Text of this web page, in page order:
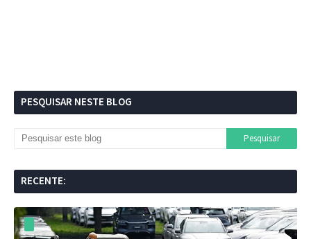
PESQUISAR NESTE BLOG
RECENTE: